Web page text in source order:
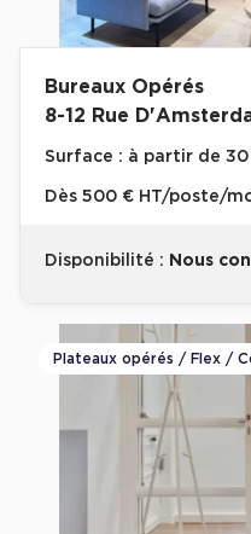
Bureaux Opérés
8-12 Rue
Surface : à partir de
Dès 500 € HT/poste/
Disponibilité : Nous
Plateaux opérés / Flex /